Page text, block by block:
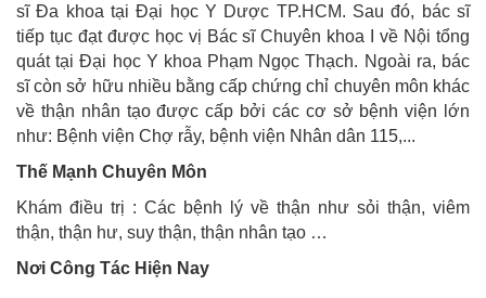
sĩ Đa khoa tại Đại học Y Dược TP.HCM. Sau đó, bác sĩ
tiếp tục đạt được học vị Bác sĩ Chuyên khoa I về Nội tổng
quát tại Đại học Y khoa Phạm Ngọc Thạch. Ngoài ra, bác
sĩ còn sở hữu nhiều bằng cấp chứng chỉ chuyên môn khác
về thận nhân tạo được cấp bởi các cơ sở bệnh viện lớn
như: Bệnh viện Chợ rẫy, bệnh viện Nhân dân 115,...
Thế Mạnh Chuyên Môn
Khám điều trị : Các bệnh lý về thận như sỏi thận, viêm
thận, thận hư, suy thận, thận nhân tạo …
Nơi Công Tác Hiện Nay